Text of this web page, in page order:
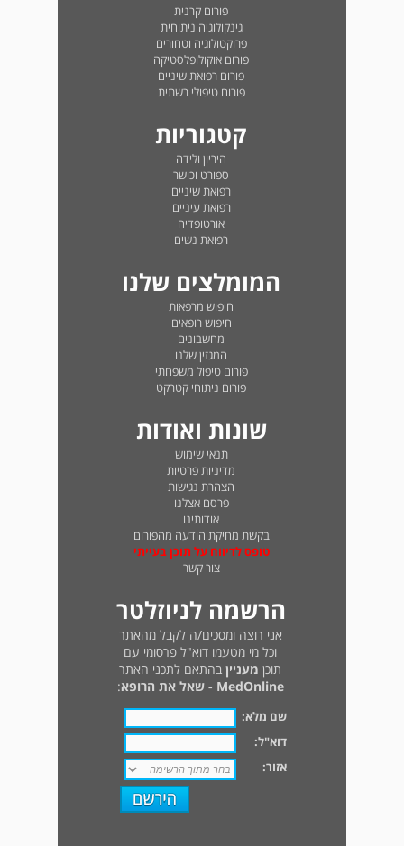
פורום קרנית
גינקולוגיה ניתוחית
פרוקטולוגיה וטחורים
פורום אוקולופלסטיקה
פורום רפואת שיניים
פורום טיפולי רשתית
קטגוריות
היריון ולידה
ספורט וכושר
רפואת שיניים
רפואת עיניים
אורטופדיה
רפואת נשים
המומלצים שלנו
חיפוש מרפאות
חיפוש רופאים
מחשבונים
המגזין שלנו
פורום טיפול משפחתי
פורום ניתוחי קטרקט
שונות ואודות
תנאי שימוש
מדיניות פרטיות
הצהרת נגישות
פרסם אצלנו
אודותינו
בקשת מחיקת הודעה מהפורום
טופס לדיווח על תוכן בעייתי
צור קשר
הרשמה לניוזלטר
אני רוצה ומסכים/ה לקבל מהאתר
וכל מי מטעמו דוא"ל פרסומי עם
תוכן מעניין בהתאם לתכני האתר
MedOnline - שאל את הרופא
:
שם מלא:
דוא"ל:
אזור: